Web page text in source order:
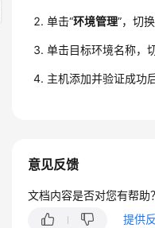
单击“环境管理”，切
单击目标环境名称，
主机添加并验证成功
意见反馈
文档内容是否对您有帮助？
提供